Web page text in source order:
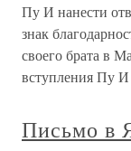
Пу И нанести
знак
своего брата в
вступления Пу И
Письмо в